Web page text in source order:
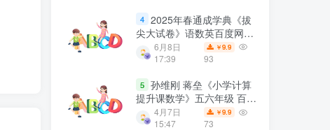
4 2025年春通成学典《拔
尖大试卷》语数英百度网盘
下载6月8日
17:39
￥9.9
93
5 孙维刚 蒋垒《小学计算
提升课数学》五六年级 百度
网盘下载
4月7日
15:47
￥9.9
73